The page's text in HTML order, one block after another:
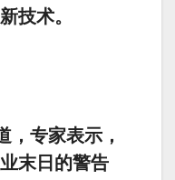
技术。
，专家表示，
末日的警告